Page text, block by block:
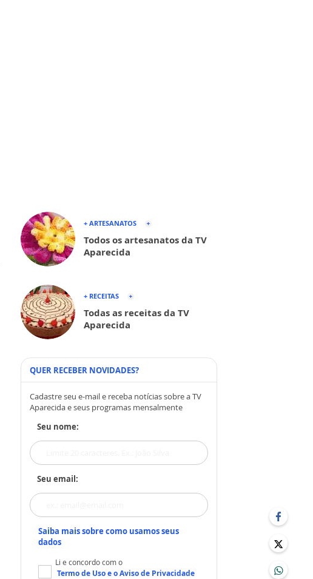
+ ARTESANATOS
Todos os artesanatos da TV
Aparecida
+ RECEITAS
Todas as receitas da TV
Aparecida
QUER RECEBER NOVIDADES?
Cadastre seu e-mail e receba notícias sobre a TV
Aparecida e seus programas mensalmente
Seu nome:
Seu email:
Saiba mais sobre como usamos seus
dados
Li e concordo com o
Termo de Usoe oAviso de Privacidade